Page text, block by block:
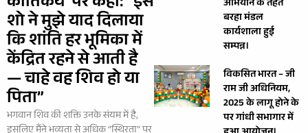
शो ने मुझे याद दिलाया
कि शांति हर भूमिका में
केंद्रित रहने से आती है
— चाहे वह शिव हो या
पिता”
भगवान शिव की शक्ति उनके संयम में है,
अभियान के तहत
बरहा मंडल
कार्यशाला हुई
सम्पन्न।
विकसित भारत – जी
राम जी अधिनियम,
2025 के लागू होने के
पर गांधी सभागार में